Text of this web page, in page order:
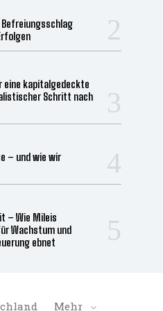
eine kapitalgedeckte
Schritt nach
– und wie wir
– Wie Mileis
Wachstum und
ebnet
Mehr